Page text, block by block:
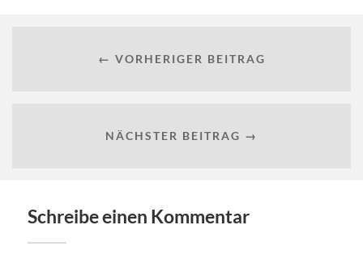
← VORHERIGER BEITRAG
NÄCHSTER BEITRAG →
Schreibe einen Kommentar